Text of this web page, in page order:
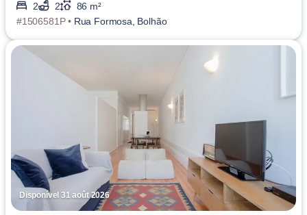
2 2
86 m²
#1506581P • Rua Formosa, Bolhão
Disponível 31 août 2026